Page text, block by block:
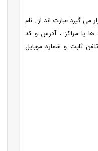
می گیرد عبارت اند از : نام
ها یا مراکز ، آدرس و کد
ثابت و شماره موبایل